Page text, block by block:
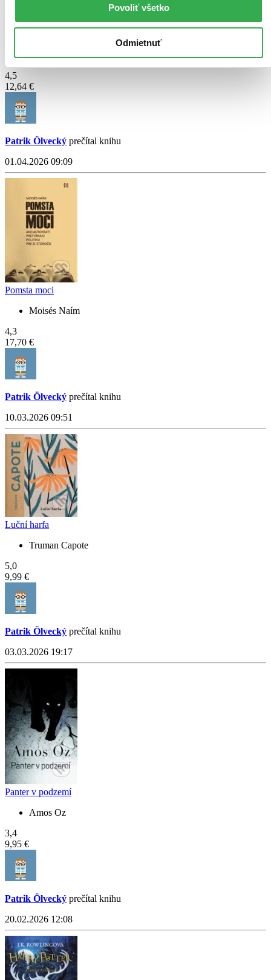
Povoliť všetko
Odmietnuť
Francis Scott Fitzgerald
4,5
12,64 €
Patrik Ölvecký prečítal knihu
01.04.2026 09:09
Pomsta moci
Moisés Naím
4,3
17,70 €
Patrik Ölvecký prečítal knihu
10.03.2026 09:51
Luční harfa
Truman Capote
5,0
9,99 €
Patrik Ölvecký prečítal knihu
03.03.2026 19:17
Panter v podzemí
Amos Oz
3,4
9,95 €
Patrik Ölvecký prečítal knihu
20.02.2026 12:08